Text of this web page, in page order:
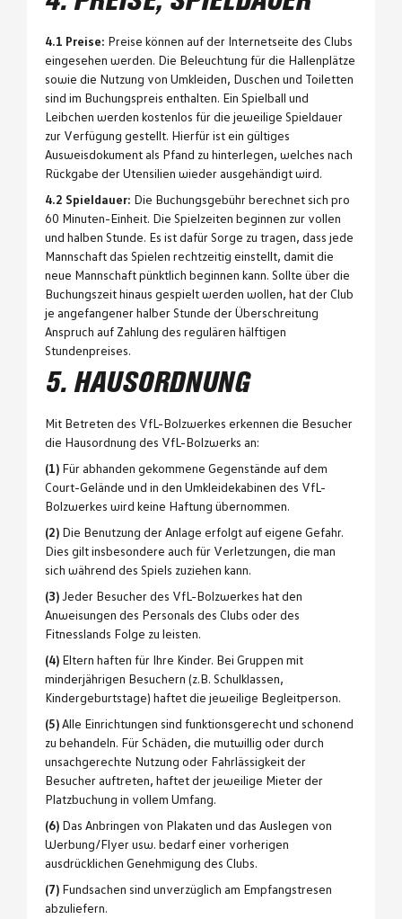
4.1 Preise: Preise können auf der Internetseite des Clubs
eingesehen werden. Die Beleuchtung für die Hallenplätze
sowie die Nutzung von Umkleiden, Duschen und Toiletten
sind im Buchungspreis enthalten. Ein Spielball und
Leibchen werden kostenlos für die jeweilige Spieldauer
zur Verfügung gestellt. Hierfür ist ein gültiges
Ausweisdokument als Pfand zu hinterlegen, welches nach
Rückgabe der Utensilien wieder ausgehändigt wird.
4.2 Spieldauer: Die Buchungsgebühr berechnet sich pro
60 Minuten-Einheit. Die Spielzeiten beginnen zur vollen
und halben Stunde. Es ist dafür Sorge zu tragen, dass jede
Mannschaft das Spielen rechtzeitig einstellt, damit die
neue Mannschaft pünktlich beginnen kann. Sollte über die
Buchungszeit hinaus gespielt werden wollen, hat der Club
je angefangener halber Stunde der Überschreitung
Anspruch auf Zahlung des regulären hälftigen
Stundenpreises.
5. HAUSORDNUNG
Mit Betreten des VfL-Bolzwerkes erkennen die Besucher
die Hausordnung des VfL-Bolzwerks an:
(1) Für abhanden gekommene Gegenstände auf dem
Court-Gelände und in den Umkleidekabinen des VfL-
Bolzwerkes wird keine Haftung übernommen.
(2) Die Benutzung der Anlage erfolgt auf eigene Gefahr.
Dies gilt insbesondere auch für Verletzungen, die man
sich während des Spiels zuziehen kann.
(3) Jeder Besucher des VfL-Bolzwerkes hat den
Anweisungen des Personals des Clubs oder des
Fitnesslands Folge zu leisten.
(4) Eltern haften für Ihre Kinder. Bei Gruppen mit
minderjährigen Besuchern (z.B. Schulklassen,
Kindergeburtstage) haftet die jeweilige Begleitperson.
(5) Alle Einrichtungen sind funktionsgerecht und schonend
zu behandeln. Für Schäden, die mutwillig oder durch
unsachgerechte Nutzung oder Fahrlässigkeit der
Besucher auftreten, haftet der jeweilige Mieter der
Platzbuchung in vollem Umfang.
(6) Das Anbringen von Plakaten und das Auslegen von
Werbung/Flyer usw. bedarf einer vorherigen
ausdrücklichen Genehmigung des Clubs.
(7) Fundsachen sind unverzüglich am Empfangstresen
abzuliefern.